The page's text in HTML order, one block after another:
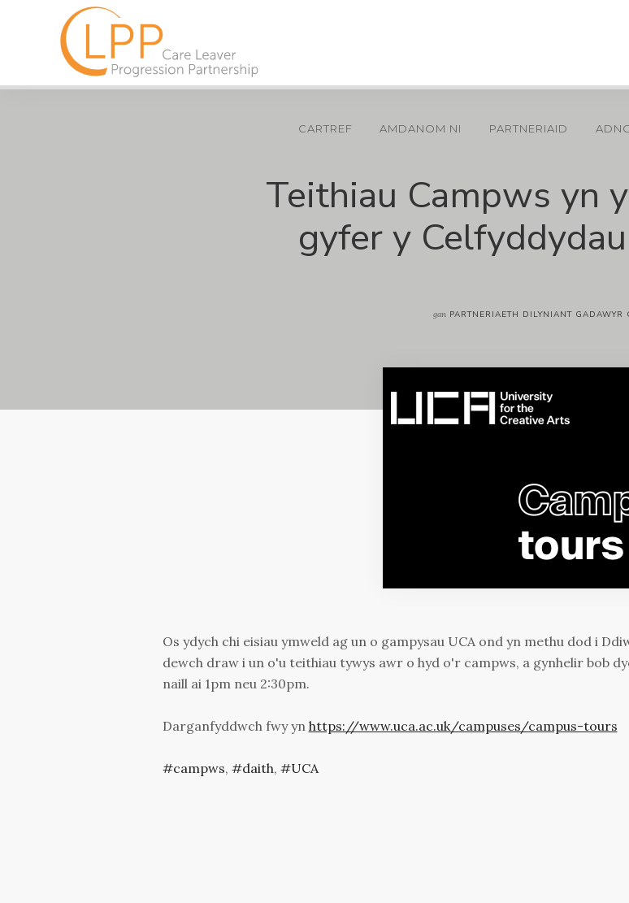
CARTREF AMDANOM NI PARTNERIAID
Teithiau Campws yn
gyfer y
gan PARTNERIAETH DILYNIANT GADAWYR
Os ydych chi eisiau ymweld ag un o gampysau UCA ond yn methu dod i
dewch draw i un o'u teithiau tywys awr o hyd o'r campws, a gynhelir bob
naill ai 1pm neu 2:30pm.
Darganfyddwch fwy yn https://www.uca.ac.uk/campuses/campus-tours
campws, daith, UCA